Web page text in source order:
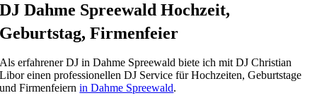
DJ Dahme Spreewald Hochzeit,
Geburtstag, Firmenfeier
Als erfahrener DJ in Dahme Spreewald biete ich mit DJ Christian
Libor einen professionellen DJ Service für Hochzeiten, Geburtstage
und Firmenfeiernin Dahme Spreewald.